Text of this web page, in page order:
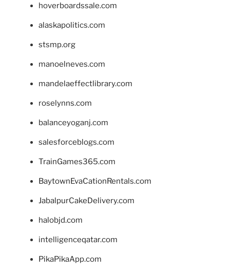
hoverboardssale.com
alaskapolitics.com
stsmp.org
manoelneves.com
mandelaeffectlibrary.com
roselynns.com
balanceyoganj.com
salesforceblogs.com
TrainGames365.com
BaytownEvaCationRentals.com
JabalpurCakeDelivery.com
halobjd.com
intelligenceqatar.com
PikaPikaApp.com